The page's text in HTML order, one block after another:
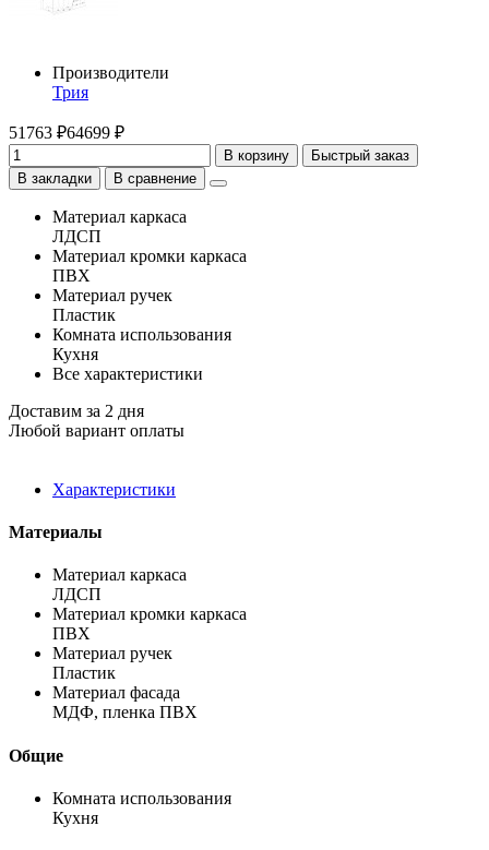
Производители
Трия
51763 ₽64699 ₽
В корзину
Быстрый заказ
В закладки
В сравнение
Материал каркаса
ЛДСП
Материал кромки каркаса
ПВХ
Материал ручек
Пластик
Комната использования
Кухня
Все характеристики
Доставим за 2 дня
Любой вариант оплаты
Характеристики
Материалы
Материал каркаса
ЛДСП
Материал кромки каркаса
ПВХ
Материал ручек
Пластик
Материал фасада
МДФ, пленка ПВХ
Общие
Комната использования
Кухня